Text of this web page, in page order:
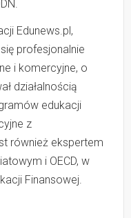
Edunews.pl,
profesjonalnie
i komercyjne, o
działalnością
edukacji
z
również ekspertem
i OECD, w
Finansowej.